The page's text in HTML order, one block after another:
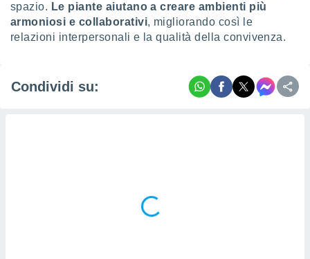
spazio. Le piante aiutano a creare ambienti più
armoniosi e collaborativi, migliorando così le
relazioni interpersonali e la qualità della convivenza.
Condividi su: